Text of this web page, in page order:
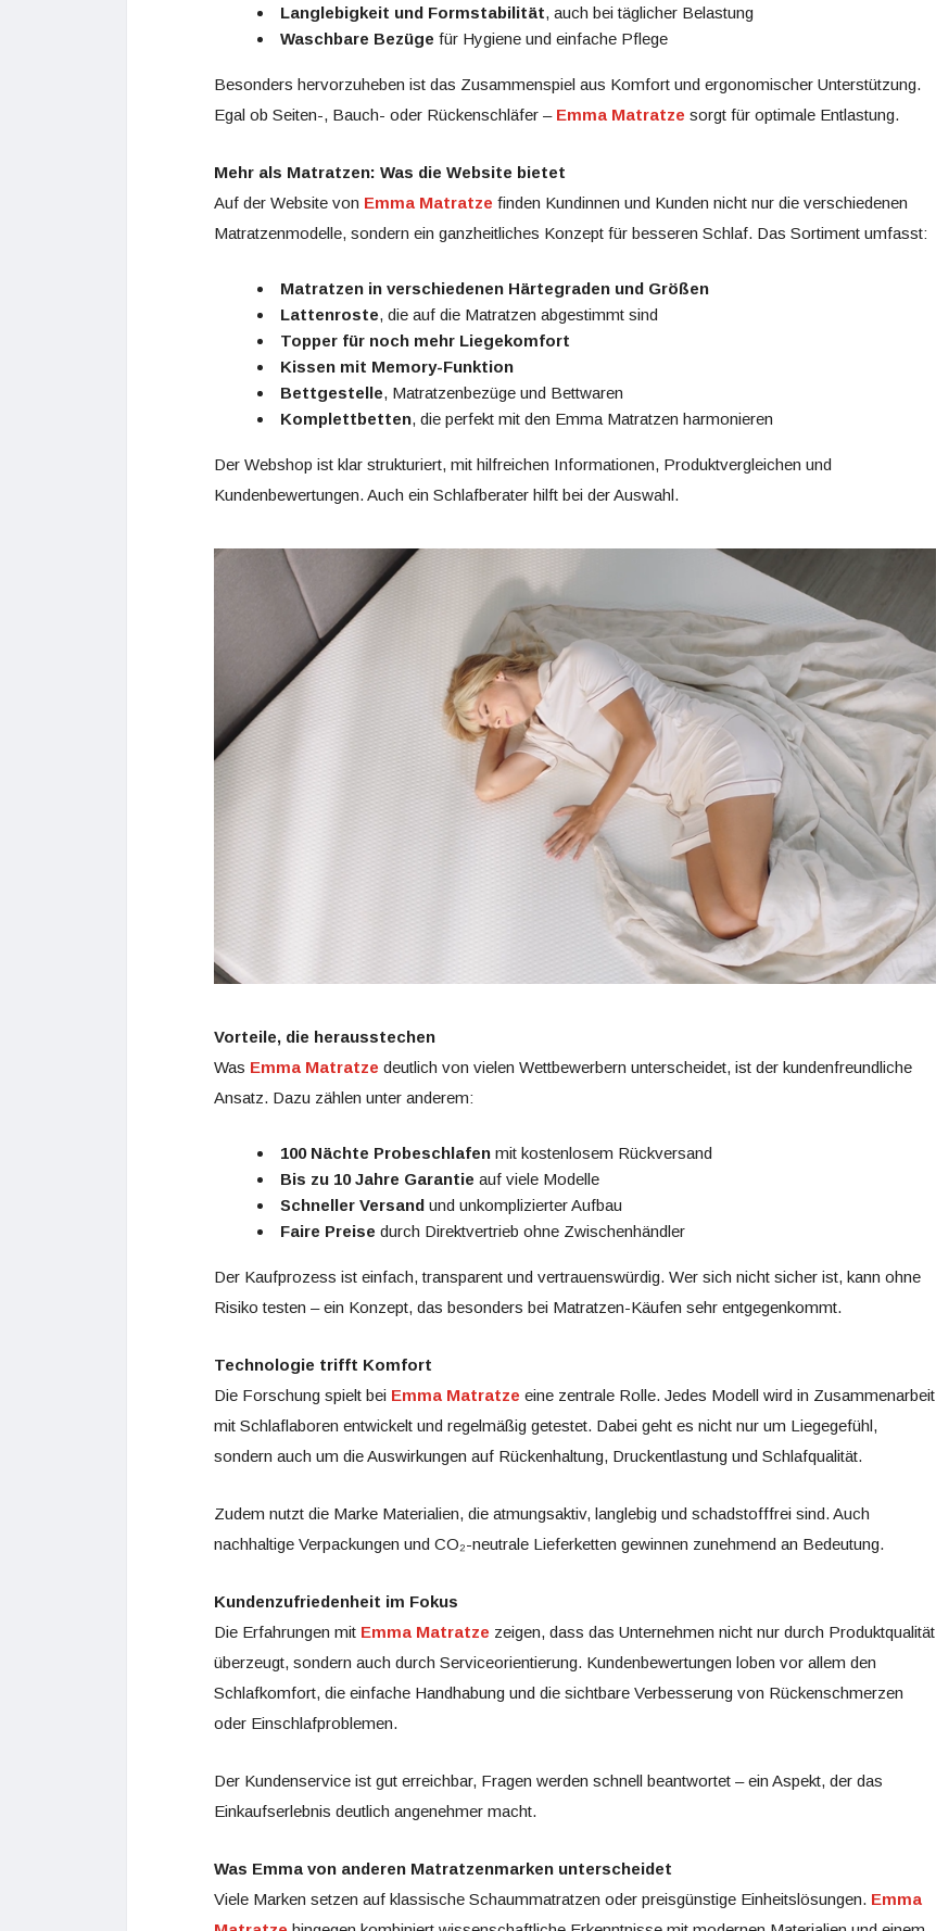
Langlebigkeit und Formstabilität, auch bei täglicher Belastung
Waschbare Bezüge für Hygiene und einfache Pflege
Besonders hervorzuheben ist das Zusammenspiel aus Komfort und ergonomischer Unterstützung.
Egal ob Seiten-, Bauch- oder Rückenschläfer – Emma Matratze sorgt für optimale Entlastung.
Mehr als Matratzen: Was die Website bietet
Auf der Website von Emma Matratze finden Kundinnen und Kunden nicht nur die verschiedenen
Matratzenmodelle, sondern ein ganzheitliches Konzept für besseren Schlaf. Das Sortiment umfasst:
Matratzen in verschiedenen Härtegraden und Größen
Lattenroste, die auf die Matratzen abgestimmt sind
Topper für noch mehr Liegekomfort
Kissen mit Memory-Funktion
Bettgestelle, Matratzenbezüge und Bettwaren
Komplettbetten, die perfekt mit den Emma Matratzen harmonieren
Der Webshop ist klar strukturiert, mit hilfreichen Informationen, Produktvergleichen und
Kundenbewertungen. Auch ein Schlafberater hilft bei der Auswahl.
Vorteile, die herausstechen
Was Emma Matratze deutlich von vielen Wettbewerbern unterscheidet, ist der kundenfreundliche
Ansatz. Dazu zählen unter anderem:
100 Nächte Probeschlafen mit kostenlosem Rückversand
Bis zu 10 Jahre Garantie auf viele Modelle
Schneller Versand und unkomplizierter Aufbau
Faire Preise durch Direktvertrieb ohne Zwischenhändler
Der Kaufprozess ist einfach, transparent und vertrauenswürdig. Wer sich nicht sicher ist, kann ohne
Risiko testen – ein Konzept, das besonders bei Matratzen-Käufen sehr entgegenkommt.
Technologie trifft Komfort
Die Forschung spielt bei Emma Matratze eine zentrale Rolle. Jedes Modell wird in Zusammenarbeit
mit Schlaflaboren entwickelt und regelmäßig getestet. Dabei geht es nicht nur um Liegegefühl,
sondern auch um die Auswirkungen auf Rückenhaltung, Druckentlastung und Schlafqualität.
Zudem nutzt die Marke Materialien, die atmungsaktiv, langlebig und schadstofffrei sind. Auch
nachhaltige Verpackungen und CO₂-neutrale Lieferketten gewinnen zunehmend an Bedeutung.
Kundenzufriedenheit im Fokus
Die Erfahrungen mit Emma Matratze zeigen, dass das Unternehmen nicht nur durch Produktqualität
überzeugt, sondern auch durch Serviceorientierung. Kundenbewertungen loben vor allem den
Schlafkomfort, die einfache Handhabung und die sichtbare Verbesserung von Rückenschmerzen
oder Einschlafproblemen.
Der Kundenservice ist gut erreichbar, Fragen werden schnell beantwortet – ein Aspekt, der das
Einkaufserlebnis deutlich angenehmer macht.
Was Emma von anderen Matratzenmarken unterscheidet
Viele Marken setzen auf klassische Schaummatratzen oder preisgünstige Einheitslösungen. Emma